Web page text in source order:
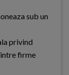
sub un
privind
firme